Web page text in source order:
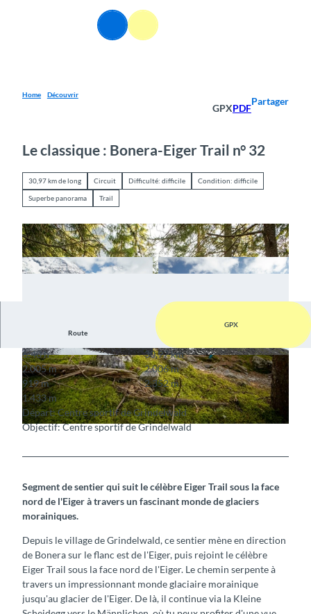
Recherche
Menu
Home Découvrir
GPXPDF
Partager
Le classique : Bonera-Eiger Trail n° 32
30,97 km de long Circuit Difficulté: difficile Condition: difficile
Superbe panorama Trail
© David Birri, Grindelwald Tourismus
© Stefan Schlumpf © Stefan Schlumpf
Route
GPX
6:40 h
30,97 km
2.005 m
2.006 m
919 m
2.352 m
1.433 m
Départ: Centre sportif de Grindelwald
Objectif: Centre sportif de Grindelwald
Segment de sentier qui suit le célèbre Eiger Trail sous la face
nord de l'Eiger à travers un fascinant monde de glaciers
morainiques.
Depuis le village de Grindelwald, ce sentier mène en direction
de Bonera sur le flanc est de l'Eiger, puis rejoint le célèbre
Eiger Trail sous la face nord de l'Eiger. Le chemin serpente à
travers un impressionnant monde glaciaire morainique
jusqu'au glacier de l'Eiger. De là, il continue via la Kleine